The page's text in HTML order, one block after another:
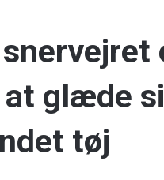
glæde
tøj